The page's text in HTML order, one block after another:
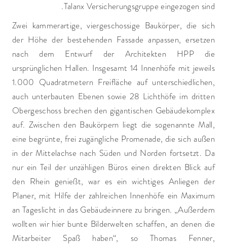
Talanx Versicherungsgruppe eingezogen sind.
Zwei kammerartige, viergeschossige Baukörper, die sich
der Höhe der bestehenden Fassade anpassen, ersetzen
nach dem Entwurf der Architekten HPP die
ursprünglichen Hallen. Insgesamt 14 Innenhöfe mit jeweils
1.000 Quadratmetern Freifläche auf unterschiedlichen,
auch unterbauten Ebenen sowie 28 Lichthöfe im dritten
Obergeschoss brechen den gigantischen Gebäudekomplex
auf. Zwischen den Baukörpern liegt die sogenannte Mall,
eine begrünte, frei zugängliche Promenade, die sich außen
in der Mittelachse nach Süden und Norden fortsetzt. Da
nur ein Teil der unzähligen Büros einen direkten Blick auf
den Rhein genießt, war es ein wichtiges Anliegen der
Planer, mit Hilfe der zahlreichen Innenhöfe ein Maximum
an Tageslicht in das Gebäudeinnere zu bringen. „Außerdem
wollten wir hier bunte Bilderwelten schaffen, an denen die
Mitarbeiter Spaß haben“, so Thomas Fenner,